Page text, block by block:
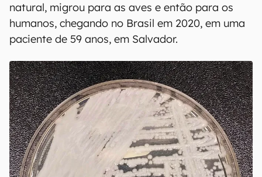
natural, migrou para as aves e então para os
humanos, chegando no Brasil em 2020, em uma
paciente de 59 anos, em Salvador.